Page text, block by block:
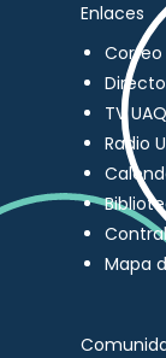
Enlaces
Correo
TV UAQ
Radio
Mapa